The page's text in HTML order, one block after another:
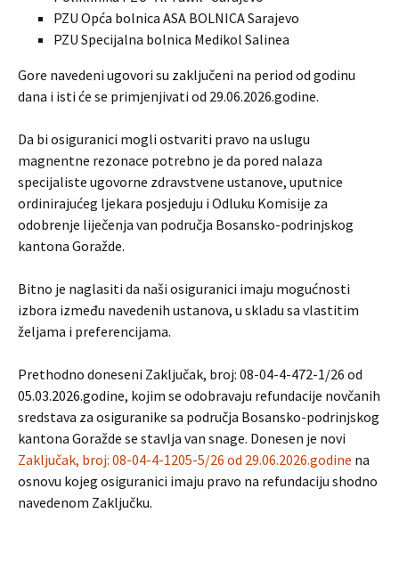
PZU Opća bolnica ASA BOLNICA Sarajevo
PZU Specijalna bolnica Medikol Salinea
Gore navedeni ugovori su zaključeni na period od godinu
dana i isti će se primjenjivati od 29.06.2026.godine.
Da bi osiguranici mogli ostvariti pravo na uslugu
magnentne rezonace potrebno je da pored nalaza
specijaliste ugovorne zdravstvene ustanove, uputnice
ordinirajućeg ljekara posjeduju i Odluku Komisije za
odobrenje liječenja van područja Bosansko-podrinjskog
kantona Goražde.
Bitno je naglasiti da naši osiguranici imaju mogućnosti
izbora između navedenih ustanova, u skladu sa vlastitim
željama i preferencijama.
Prethodno doneseni Zaključak, broj: 08-04-4-472-1/26 od
05.03.2026.godine, kojim se odobravaju refundacije novčanih
sredstava za osiguranike sa područja Bosansko-podrinjskog
kantona Goražde se stavlja van snage. Donesen je novi
Zaključak, broj: 08-04-4-1205-5/26 od 29.06.2026.godine na
osnovu kojeg osiguranici imaju pravo na refundaciju shodno
navedenom Zaključku.